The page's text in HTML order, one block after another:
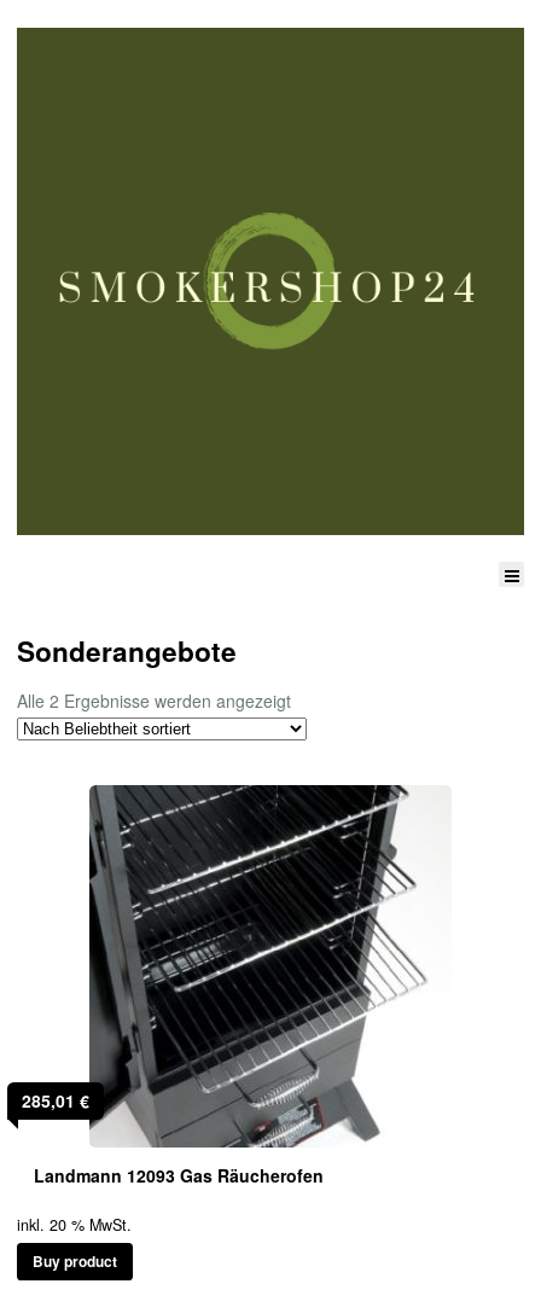
Sonderangebote
Alle 2 Ergebnisse werden angezeigtNach
Beliebtheit
285,01 €
Landmann 12093 Gas Räucherofen
inkl. 20 % MwSt.
Buy product